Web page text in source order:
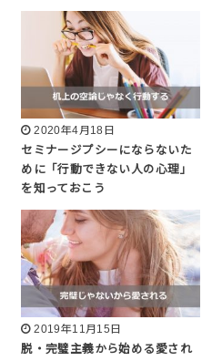
2020年4月18日
セミナージプシーにならないた
めに「行動できない人の心理」
を知っておこう
2019年11月15日
脱・完璧主義から始める愛され